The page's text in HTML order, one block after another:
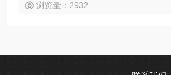
浏览量：2932